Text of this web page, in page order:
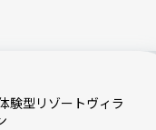
験型リゾートヴィラ